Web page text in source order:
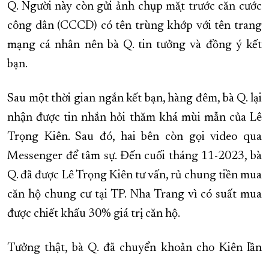
Q. Người này còn gửi ảnh chụp mặt trước căn cước
công dân (CCCD) có tên trùng khớp với tên trang
mạng cá nhân nên bà Q. tin tưởng và đồng ý kết
bạn.
Sau một thời gian ngắn kết bạn, hàng đêm, bà Q. lại
nhận được tin nhắn hỏi thăm khá mùi mẫn của Lê
Trọng Kiên. Sau đó, hai bên còn gọi video qua
Messenger để tâm sự. Đến cuối tháng 11-2023, bà
Q. đã được Lê Trọng Kiên tư vấn, rủ chung tiền mua
căn hộ chung cư tại TP. Nha Trang vì có suất mua
được chiết khấu 30% giá trị căn hộ.
Tưởng thật, bà Q. đã chuyển khoản cho Kiên lần